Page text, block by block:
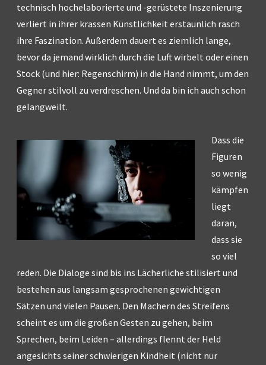
technisch hochelaborierte und -gerüstete Inszenierung
verliert in ihrer krassen Künstlichkeit erstaunlich rasch
ihre Faszination. Außerdem dauert es ziemlich lange,
bevor da jemand wirklich durch die Luft wirbelt oder einen
Stock (und hier: Regenschirm) in die Hand nimmt, um den
Gegner stilvoll zu verdreschen. Und da bin ich auch schon
gelangweilt.
Dass die
Figuren
so wenig
kämpfen
liegt
daran,
dass sie
so viel
reden. Die Dialoge sind bis ins Lächerliche stilisiert und
bestehen aus langsam gesprochenen gewichtigen
Sätzen und vielen Pausen. Den Machern des Streifens
scheint es um die großen Gesten zu gehen, beim
Sprechen, beim Leiden – allerdings flennt der Held
angesichts seiner schwierigen Kindheit (nicht nur